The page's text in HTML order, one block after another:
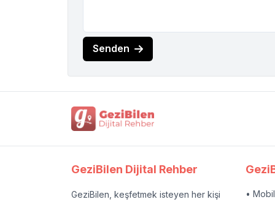
Senden
GeziBilen Dijital Rehber
GeziBilen, keşfetmek isteyen her kişi
•